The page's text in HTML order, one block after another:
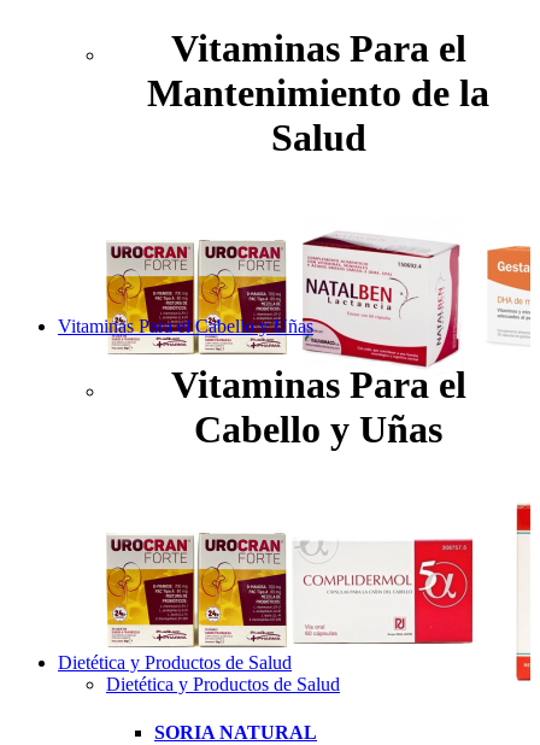
Vitaminas Para el
Mantenimiento de la
Salud
Vitaminas Para el Cabello y Uñas
Vitaminas Para el
Cabello y Uñas
Dietética y Productos de Salud
Dietética y Productos de Salud
SORIA NATURAL